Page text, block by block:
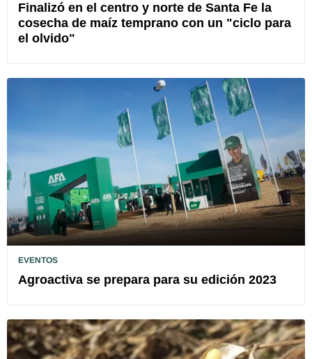
Finalizó en el centro y norte de Santa Fe la
cosecha de maíz temprano con un "ciclo para
el olvido"
EVENTOS
Agroactiva se prepara para su edición 2023